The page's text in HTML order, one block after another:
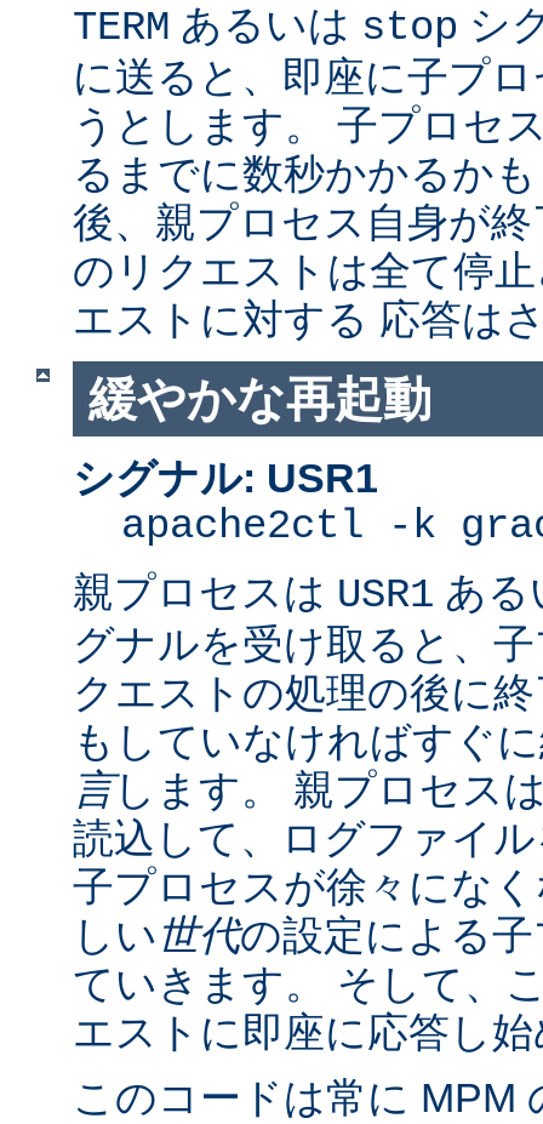
TERM あるいは stop シ
に送ると、即座に子プ
うとします。 子プロセ
るまでに数秒かかるか
後、親プロセス自身が
のリクエストは全て停
エストに対する 応答は
緩やかな再起動
シグナル: USR1
apache2ctl -k
親プロセスは USR1 あ
グナルを受け取ると、
クエストの処理の後に
もしていなければすぐ
言します。 親プロセス
読込して、ログファイ
子プロセスが徐々にな
しい世代の設定による
ていきます。 そして、
エストに即座に応答し
このコードは常に MPM